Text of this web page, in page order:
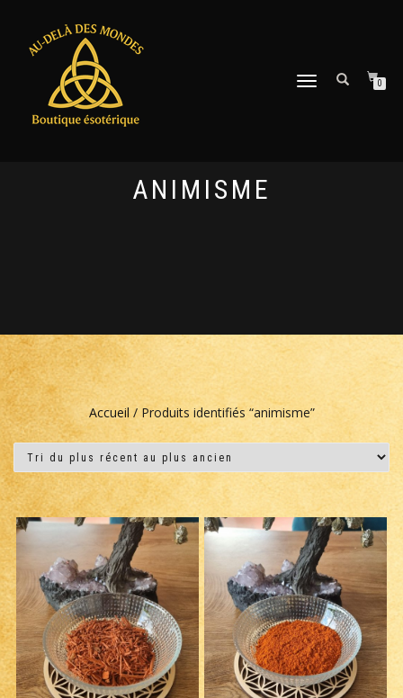
DÉPLIER
0
ANIMISME
Accueil/ Produits identifiés “animisme”